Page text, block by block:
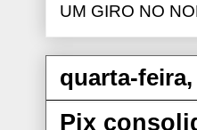
UM GIRO NO
quarta-
Pix